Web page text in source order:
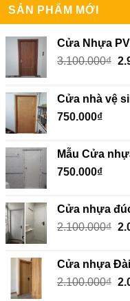
SẢN PHẨM MỚI
Cửa Nhựa
3.100.000₫
Cửa nhà vệ
750.000₫
Mẫu Cửa
750.000₫
Cửa nhựa
2.100.000₫
Cửa nhựa
2.100.000₫